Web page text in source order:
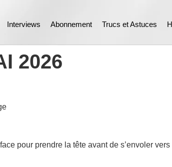
Interviews Abonnement Trucs et Astuces
2026
pour prendre la tête avant de s’envoler